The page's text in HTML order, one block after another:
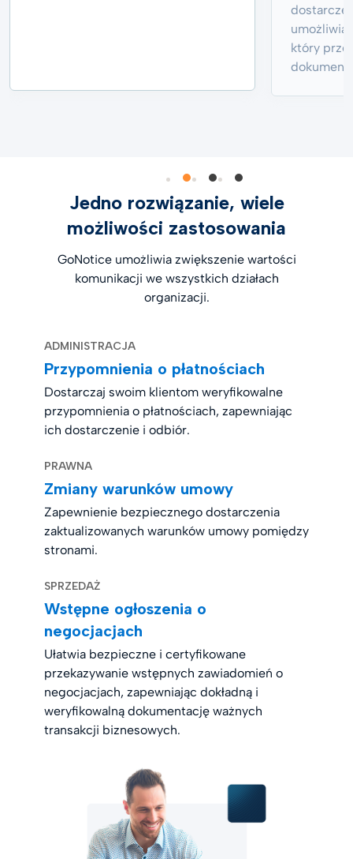
umożliwia
który
Jedno rozwiązanie, wiele
możliwości zastosowania
GoNotice umożliwia zwiększenie wartości
komunikacji we wszystkich działach
organizacji.
ADMINISTRACJA
Przypomnienia o płatnościach
Dostarczaj swoim klientom weryfikowalne
przypomnienia o płatnościach, zapewniając
ich dostarczenie i odbiór.
PRAWNA
Zmiany warunków umowy
Zapewnienie bezpiecznego dostarczenia
zaktualizowanych warunków umowy pomiędzy
stronami.
SPRZEDAŻ
Wstępne ogłoszenia o
negocjacjach
Ułatwia bezpieczne i certyfikowane
przekazywanie wstępnych zawiadomień o
negocjacjach, zapewniając dokładną i
weryfikowalną dokumentację ważnych
transakcji biznesowych.